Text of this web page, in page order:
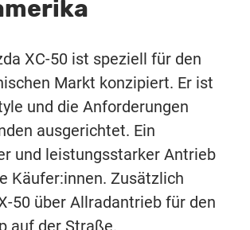
XC-50 ist speziell für den
Markt konzipiert. Er ist
und die Anforderungen
ausgerichtet. Ein
und leistungsstarker Antrieb
Käufer:innen. Zusätzlich
50 über Allradantrieb für den
auf der Straße.